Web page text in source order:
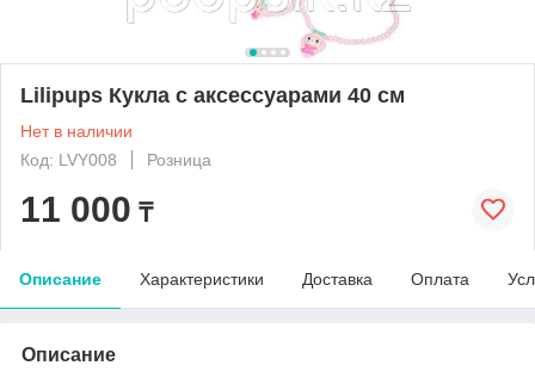
Lilipups Кукла с аксессуарами 40 см
Нет в наличии
Код: LVY008
Розница
11 000 ₸
Описание Характеристики Доставка Оплата
Описание